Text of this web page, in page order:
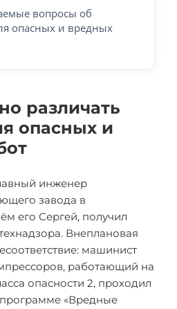
вопросы об
опасных и вредных
различать
опасных и
инженер
завода в
его Сергей, получил
Внеплановая
машинист
работающий на
опасности 2, проходил
«Вредные